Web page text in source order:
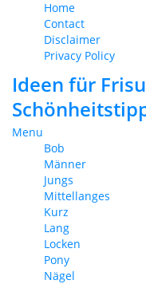
Home
Contact
Disclaimer
Privacy Policy
Ideen für
Menu
Bob
Männer
Jungs
Mittellanges
Kurz
Lang
Locken
Pony
Nägel